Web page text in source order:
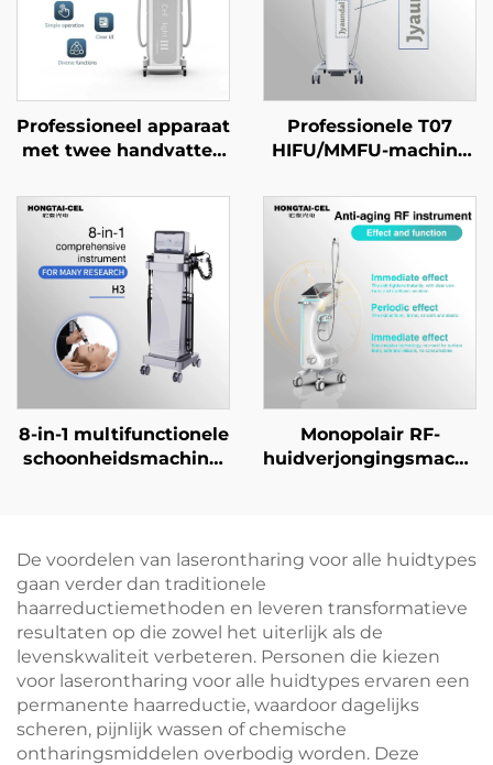
Professioneel apparaat
met twee handvatten
lichttherapie, voor
professionele
huidverheldering,
verjonging en anti-
aging in
schoonheidssalons
Professionele T07
HIFU/MMFU-machine
maken van gezicht en
lichaam, anti-aging en
rimpelverwijdering –
8-in-1 multifunctionele
schoonheidsmachine,
gezichtsmachine,
professioneel
Monopolair RF-
rimpelverwijdering
De voordelen van laserontharing voor alle huidtypes
gaan verder dan traditionele
haarreductiemethoden en leveren transformatieve
resultaten op die zowel het uiterlijk als de
levenskwaliteit verbeteren. Personen die kiezen
voor laserontharing voor alle huidtypes ervaren een
permanente haarreductie, waardoor dagelijks
scheren, pijnlijk wassen of chemische
ontharingsmiddelen overbodig worden. Deze